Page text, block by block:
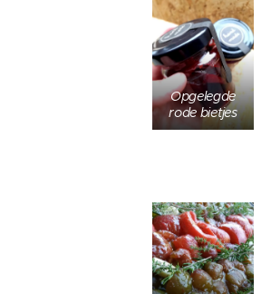
Opgelegde
rode bietjes